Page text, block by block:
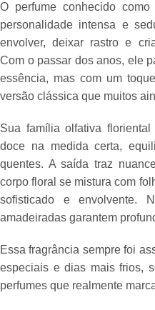
O perfume conhecido
personalidade intensa e
envolver, deixar rastro e
Com o passar dos anos, ele
essência, mas com um
versão clássica que muitos
Sua família olfativa
doce na medida certa,
quentes. A saída traz
corpo floral se mistura com
sofisticado e envolvente.
amadeiradas garantem
Essa fragrância sempre foi
especiais e dias mais frios,
perfumes que realmente